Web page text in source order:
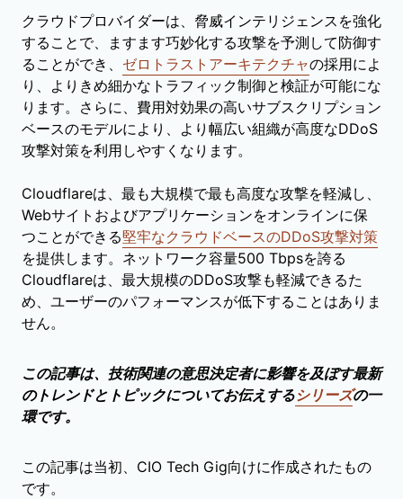
クラウドプロバイダーは、脅威インテリジェンスを強化
することで、ますます巧妙化する攻撃を予測して防御す
ることができ、 ゼロトラストアーキテクチャの採用によ
り、よりきめ細かなトラフィック制御と検証が可能にな
ります。さらに、費用対効果の高いサブスクリプション
ベースのモデルにより、より幅広い組織が高度なDDoS
攻撃対策を利用しやすくなります。
Cloudflareは、最も大規模で最も高度な攻撃を軽減し、
Webサイトおよびアプリケーションをオンラインに保
つことができる堅牢なクラウドベースのDDoS攻撃対策
を提供します。ネットワーク容量500 Tbpsを誇る
Cloudflareは、最大規模のDDoS攻撃も軽減できるた
め、ユーザーのパフォーマンスが低下することはありま
せん。
この記事は、技術関連の意思決定者に影響を及ぼす最新
のトレンドとトピックについてお伝えするシリーズの一
環です。
この記事は当初、CIO Tech Gig向けに作成されたもの
です。